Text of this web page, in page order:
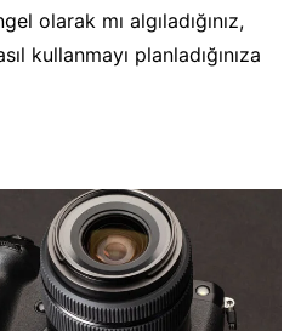
olarak mı algıladığınız,
kullanmayı planladığınıza